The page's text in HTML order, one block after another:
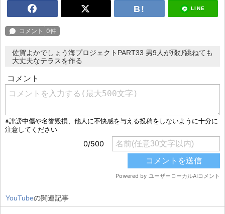
LINE
佐賀よかでしょう海プロジェクトPART33 男9人が飛び跳ねても
大丈夫なテラスを作る
YouTubeの関連記事